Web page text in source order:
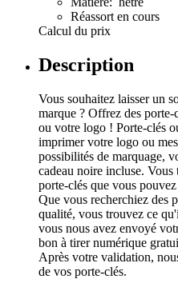
Réassort en cours
Calcul du prix
Description
Vous souhaitez laisser un
marque ? Offrez des
ou votre logo ! Porte-clés
imprimer votre logo ou
possibilités de marquage,
cadeau noire incluse.
porte-clés que vous
Que vous recherchiez des
qualité, vous trouvez ce
vous nous avez envoyé
bon à tirer numérique
Après votre validation,
de vos porte-clés.